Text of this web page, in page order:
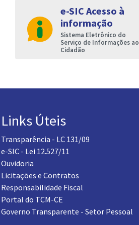
e-SIC Acesso à
informação
Sistema Eletrônico do
Serviço de Informações ao
Cidadão
Links Úteis
Transparência - LC 131/09
e-SIC - Lei 12.527/11
Ouvidoria
Licitações e Contratos
Responsabilidade Fiscal
Portal do TCM-CE
Governo Transparente - Setor Pessoal